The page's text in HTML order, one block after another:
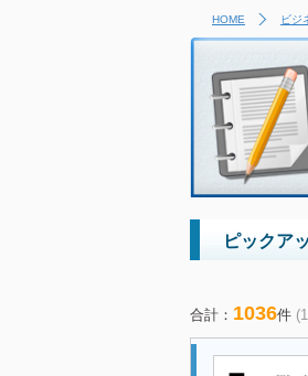
HOME ビジ
ピックア
合計： 1036件